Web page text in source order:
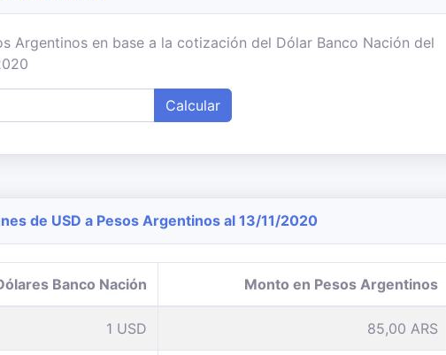
Argentinos en base a la cotización del Dólar Banco Nación del
Calcular
de USD a Pesos Argentinos al 13/11/2020
Banco Nación Monto en Pesos Argentinos
1 USD 85,00 ARS